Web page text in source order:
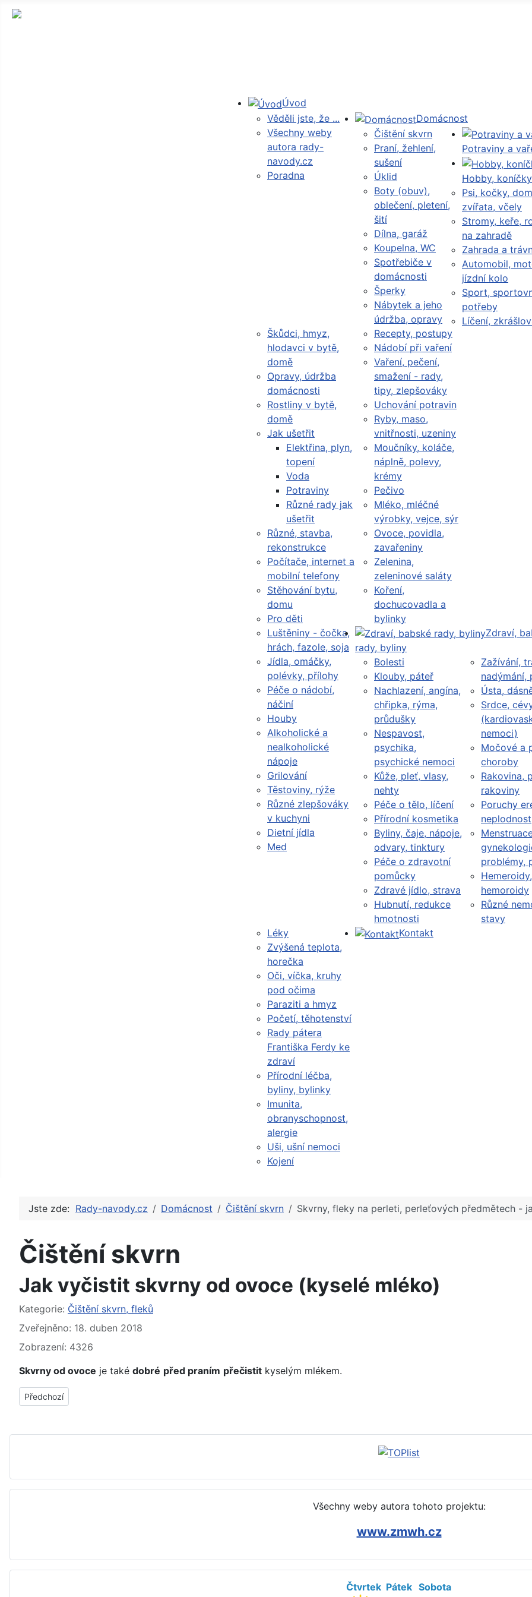
Úvod
Věděli jste, že ...
Všechny weby
autora rady-
navody.cz
Poradna
Domácnost
Čištění skvrn
Praní, žehlení,
sušení
Úklid
Boty (obuv),
oblečení, pletení,
šití
Dílna, garáž
Koupelna, WC
Spotřebiče v
domácnosti
Šperky
Nábytek a jeho
údržba, opravy
Škůdci, hmyz,
hlodavci v bytě,
domě
Opravy, údržba
domácnosti
Rostliny v bytě,
domě
Jak ušetřit
Elektřina, plyn,
topení
Voda
Potraviny
Různé rady jak
ušetřit
Různé, stavba,
rekonstrukce
Počítače, internet a
mobilní telefony
Stěhování bytu,
domu
Pro děti
Potraviny a
Recepty, postupy
Nádobí při vaření
Vaření, pečení,
smažení - rady,
tipy, zlepšováky
Uchování potravin
Ryby, maso,
vnitřnosti, uzeniny
Moučníky, koláče,
náplně, polevy,
krémy
Pečivo
Mléko, mléčné
výrobky, vejce, sýr
Ovoce, povidla,
zavařeniny
Zelenina,
zeleninové saláty
Koření,
dochucovadla a
bylinky
Luštěniny - čočka,
hrách, fazole, soja
Jídla, omáčky,
polévky, přílohy
Péče o nádobí,
náčiní
Houby
Alkoholické a
nealkoholické
nápoje
Grilování
Těstoviny, rýže
Různé zlepšováky
v kuchyni
Dietní jídla
Med
Hobby, koníčky
Psi, kočky,
zvířata, včely
Stromy, keře,
na zahradě
Zahrada a
Automobil,
jízdní kolo
Sport,
potřeby
Líčení,
Zdraví,
rady, byliny
Bolesti
Klouby, páteř
Nachlazení, angína,
chřipka, rýma,
průdušky
Nespavost,
psychika,
psychické nemoci
Kůže, pleť, vlasy,
nehty
Péče o tělo, líčení
Přírodní kosmetika
Byliny, čaje, nápoje,
odvary, tinktury
Péče o zdravotní
pomůcky
Zdravé jídlo, strava
Hubnutí, redukce
hmotnosti
Zažívání,
nadýmání,
Ústa,
Srdce,
nemoci)
Močové a
choroby
Rakovina,
rakoviny
Poruchy
neplodnost
problémy,
Hemeroidy,
hemoroidy
Různé
stavy
Léky
Zvýšená teplota,
horečka
Oči, víčka, kruhy
pod očima
Paraziti a hmyz
Početí, těhotenství
Rady pátera
Františka Ferdy ke
zdraví
Přírodní léčba,
byliny, bylinky
Imunita,
obranyschopnost,
alergie
Uši, ušní nemoci
Kojení
Kontakt
Jste zde: Rady-navody.cz Domácnost Čištění skvrn Skvrny, fleky na perleti, perleťových předmětech -
Čištění skvrn
Jak vyčistit skvrny od ovoce (kyselé mléko)
Základní údaje
Kategorie: Čištění skvrn, fleků
Zveřejněno: 18. duben 2018
Zobrazení: 4326
Skvrny od ovoce je také dobré před praním přečistit kyselým mlékem.
Předchozí článek: Jak vyčistit skvrny od borůvek (peroxid vodíku)
Předchozí
Všechny weby autora tohoto projektu:
www.zmwh.cz
Čtvrtek Pátek Sobota